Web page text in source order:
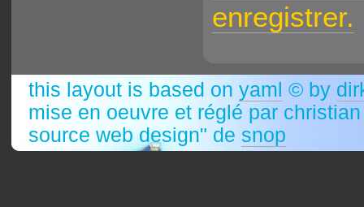
enregistrer.
this layout is based on yaml © by
mise en oeuvre et réglé par
source web design" de snop